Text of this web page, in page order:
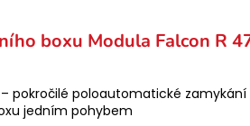
boxu Modula Falcon R
– pokročilé poloautomatické
jedním pohybem